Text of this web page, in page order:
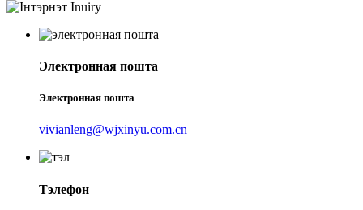
Электронная пошта
Электронная пошта
vivianleng@wjxinyu.com.cn
Тэлефон